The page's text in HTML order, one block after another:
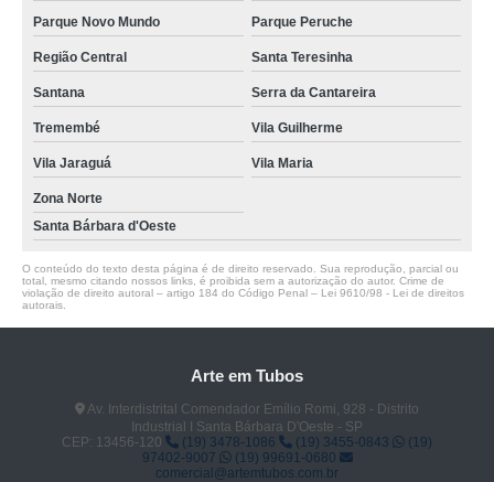
Parque Novo Mundo Parque Peruche
Região Central Santa Teresinha
Santana Serra da Cantareira
Tremembé Vila Guilherme
Vila Jaraguá Vila Maria
Zona Norte
Santa Bárbara d'Oeste
O conteúdo do texto desta página é de direito reservado. Sua reprodução, parcial ou
total, mesmo citando nossos links, é proibida sem a autorização do autor. Crime de
violação de direito autoral – artigo 184 do Código Penal – Lei 9610/98 - Lei de direitos
autorais
Arte em Tubos
Av. Interdistrital Comendador Emílio Romi, 928 - Distrito
Industrial I Santa Bárbara D'Oeste - SP
CEP: 13456-120
(19) 3478-1086 (19) 3455-0843
(19)
97402-9007
(19) 99691-0680
comercial@artemtubos.com.br